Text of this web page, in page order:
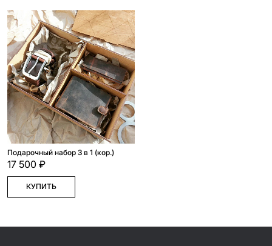
Подарочный набор 3 в 1 (кор.)
17 500 ₽
КУПИТЬ